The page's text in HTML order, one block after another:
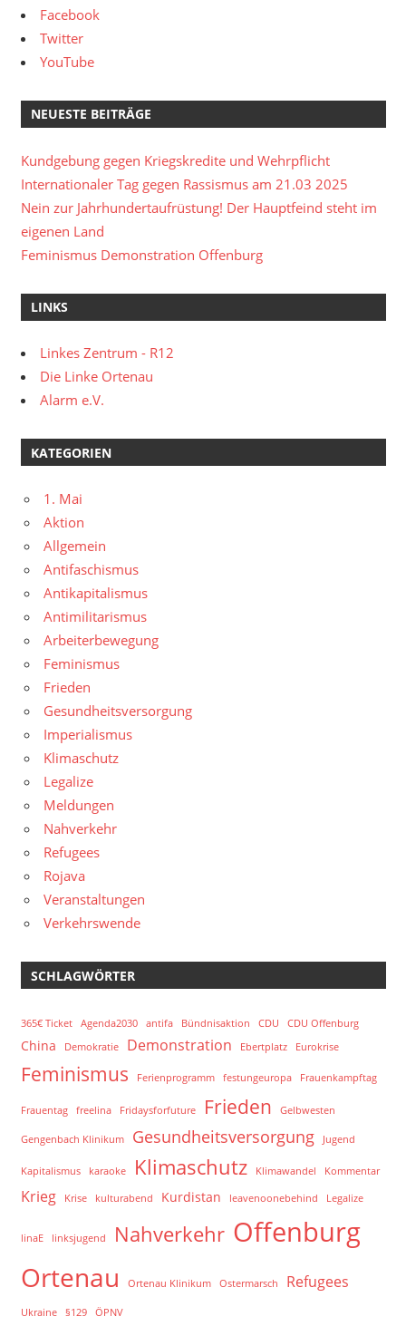
Facebook
Twitter
YouTube
NEUESTE BEITRÄGE
Kundgebung gegen Kriegskredite und Wehrpflicht
Internationaler Tag gegen Rassismus am 21.03 2025
Nein zur Jahrhundertaufrüstung! Der Hauptfeind steht im
eigenen Land
Feminismus Demonstration Offenburg
LINKS
Linkes Zentrum - R12
Die Linke Ortenau
Alarm e.V.
KATEGORIEN
1. Mai
Aktion
Allgemein
Antifaschismus
Antikapitalismus
Antimilitarismus
Arbeiterbewegung
Feminismus
Frieden
Gesundheitsversorgung
Imperialismus
Klimaschutz
Legalize
Meldungen
Nahverkehr
Refugees
Rojava
Veranstaltungen
Verkehrswende
SCHLAGWÖRTER
365€ Ticket Agenda2030 antifa Bündnisaktion CDU CDU Offenburg
China Demokratie Demonstration Ebertplatz Eurokrise
Feminismus Ferienprogramm festungeuropa Frauenkampftag
Frauentag freelina Fridaysforfuture Frieden Gelbwesten
Gengenbach Klinikum Gesundheitsversorgung Jugend
Kapitalismus karaoke Klimaschutz Klimawandel Kommentar
Krieg Krise kulturabend Kurdistan leavenoonebehind Legalize
linaE linksjugend Nahverkehr Offenburg
Ortenau Ortenau Klinikum Ostermarsch Refugees
Ukraine §129 ÖPNV